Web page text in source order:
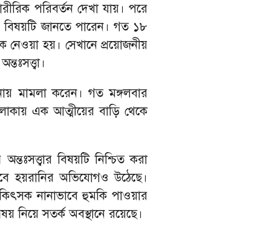
পরিবর্তন দেখা যায়। পরে
বিষয়টি জানতে পারেন। গত ১৮
নেওয়া হয়। সেখানে প্রয়োজনীয়
মামলা করেন। গত মঙ্গলবার
এক আত্মীয়ের বাড়ি থেকে
বিষয়টি নিশ্চিত করা
হয়রানির অভিযোগও উঠেছে।
নানাভাবে হুমকি পাওয়ার
নিয়ে সতর্ক অবস্থানে রয়েছে।